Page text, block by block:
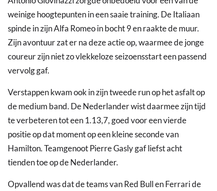
weinige hoogtepunten in een saaie training. De Italiaan
spinde in zijn Alfa Romeo in bocht 9 en raakte de muur.
Zijn avontuur zat er na deze actie op, waarmee de jonge
coureur zijn niet zo vlekkeloze seizoensstart een passend
vervolg gaf.
Verstappen kwam ook in zijn tweede run op het asfalt op
de medium band. De Nederlander wist daarmee zijn tijd
te verbeteren tot een 1.13,7, goed voor een vierde
positie op dat moment op een kleine seconde van
Hamilton. Teamgenoot Pierre Gasly gaf liefst acht
tienden toe op de Nederlander.
Opvallend was dat de teams van Red Bull en Ferrari de